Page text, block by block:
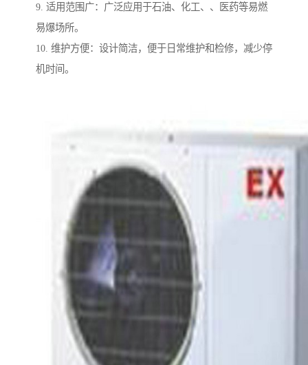
9. 适用范围广：广泛应用于石油、化工、、医药等易燃
易爆场所。
10. 维护方便：设计简洁，便于日常维护和检修，减少停
机时间。